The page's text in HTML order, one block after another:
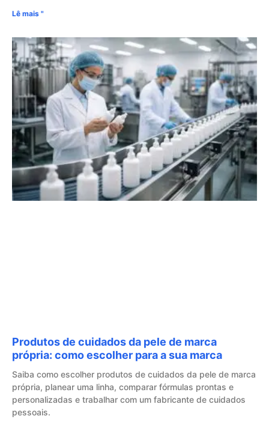
Lê mais "
Produtos de cuidados da pele de marca
própria: como escolher para a sua marca
Saiba como escolher produtos de cuidados da pele de marca
própria, planear uma linha, comparar fórmulas prontas e
personalizadas e trabalhar com um fabricante de cuidados
pessoais.